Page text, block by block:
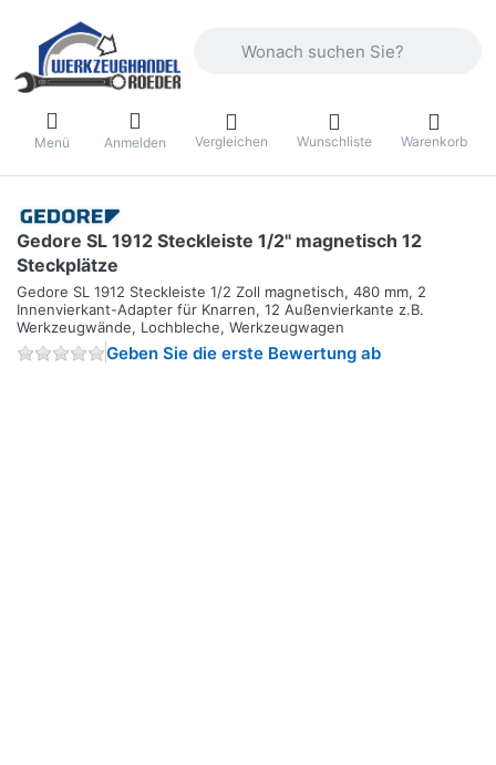
Menü Anmelden Vergleichen Wunschliste Warenkorb
Gedore SL 1912 Steckleiste 1/2" magnetisch 12
Steckplätze
Gedore SL 1912 Steckleiste 1/2 Zoll magnetisch, 480 mm, 2
Innenvierkant-Adapter für Knarren, 12 Außenvierkante z.B.
Werkzeugwände, Lochbleche, Werkzeugwagen
Geben Sie die erste Bewertung ab